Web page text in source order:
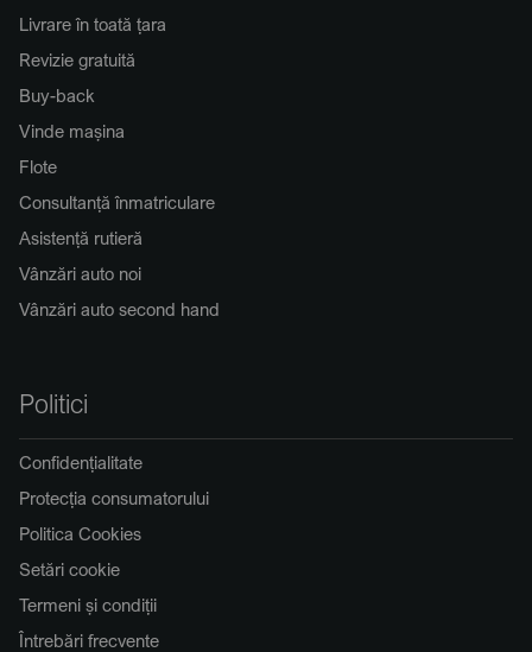
Livrare în toată țara
Revizie gratuită
Buy-back
Vinde mașina
Flote
Consultanță înmatriculare
Asistență rutieră
Vânzări auto noi
Vânzări auto second hand
Politici
Confidențialitate
Protecția consumatorului
Politica Cookies
Setări cookie
Termeni și condiții
Întrebări frecvente